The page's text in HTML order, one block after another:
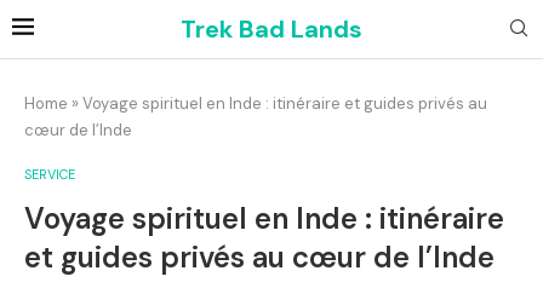
Trek Bad Lands
Home » Voyage spirituel en Inde : itinéraire et guides privés au
cœur de l’Inde
SERVICE
Voyage spirituel en Inde : itinéraire
et guides privés au cœur de l’Inde